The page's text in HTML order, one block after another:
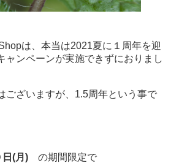
は、本当は2021夏に１周年を迎
ャンペーンが実施できずにおりまし
ございますが、1.5周年という事で
日(月)の期間限定で